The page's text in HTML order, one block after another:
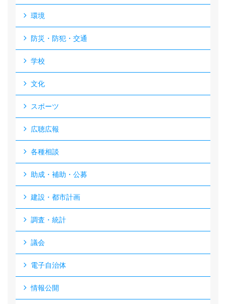
環境
防災・防犯・交通
学校
文化
スポーツ
広聴広報
各種相談
助成・補助・公募
建設・都市計画
調査・統計
議会
電子自治体
情報公開